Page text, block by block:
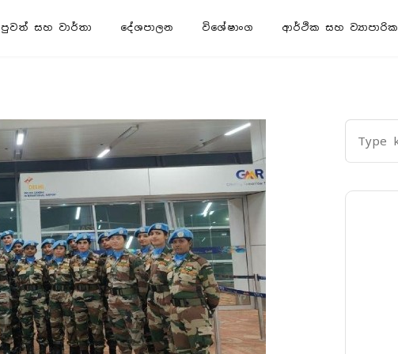
පුවත් සහ වාර්තා දේශපාලන විශේෂාංග ආර්ථික සහ ව්‍යාපාරික